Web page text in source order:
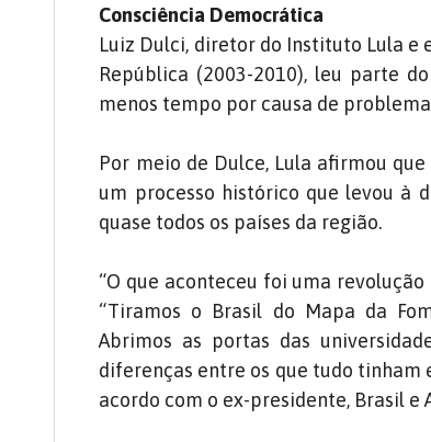
Consciência Democrática
Luiz Dulci, diretor do Instituto Lula e
República (2003-2010), leu parte
menos tempo por causa de
Por meio de Dulce, Lula afirmou
um processo histórico que levou à
quase todos os países da região.
“O que aconteceu foi uma
“Tiramos o Brasil do Mapa da
Abrimos as portas das
diferenças entre os que tudo tinham
acordo com o ex-presidente, Brasil